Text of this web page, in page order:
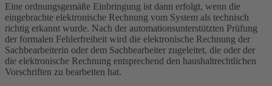
Eine ordnungsgemäße Einbringung ist dann erfolgt, wenn die
eingebrachte elektronische Rechnung vom System als technisch
richtig erkannt wurde. Nach der automationsunterstützten Prüfung
der formalen Fehlerfreiheit wird die elektronische Rechnung der
Sachbearbeiterin oder dem Sachbearbeiter zugeleitet, die oder der
die elektronische Rechnung entsprechend den haushaltrechtlichen
Vorschriften zu bearbeiten hat.